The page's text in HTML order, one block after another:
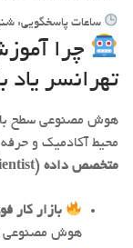
ساعات پاسخگویی: شنبه تا
چرا
تهرانسر یاد
هوش مصنوعی سطح
محیط آکادمیک و
متخصص داده (Data Scientist)
بازار کار
هوش مصنوعی